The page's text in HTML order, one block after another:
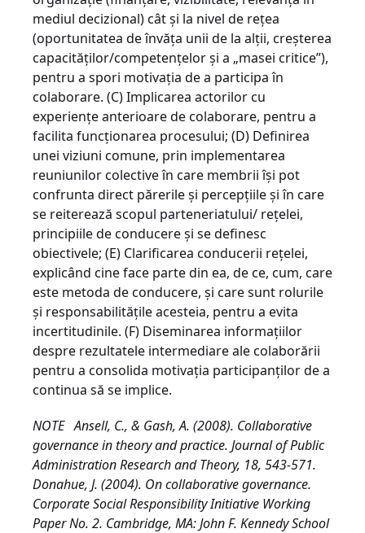
mediul decizional) cât şi la nivel de reţea
(oportunitatea de învăţa unii de la alţii, creşterea
capacităţilor/competenţelor şi a „masei critice”),
pentru a spori motivaţia de a participa în
colaborare. (C) Implicarea actorilor cu
experienţe anterioare de colaborare, pentru a
facilita funcţionarea procesului; (D) Definirea
unei viziuni comune, prin implementarea
reuniunilor colective în care membrii îşi pot
confrunta direct părerile şi percepţiile şi în care
se reiterează scopul parteneriatului/ reţelei,
principiile de conducere şi se definesc
obiectivele; (E) Clarificarea conducerii reţelei,
explicând cine face parte din ea, de ce, cum, care
este metoda de conducere, şi care sunt rolurile
şi responsabilităţile acesteia, pentru a evita
incertitudinile. (F) Diseminarea informaţiilor
despre rezultatele intermediare ale colaborării
pentru a consolida motivaţia participanţilor de a
continua să se implice.
NOTE Ansell, C., & Gash, A. (2008). Collaborative
governance in theory and practice. Journal of Public
Administration Research and Theory, 18, 543-571.
Donahue, J. (2004). On collaborative governance.
Corporate Social Responsibility Initiative Working
Paper No. 2. Cambridge, MA: John F. Kennedy School